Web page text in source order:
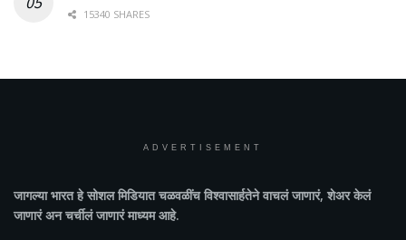
15340 SHARES
ADVERTISEMENT
जागल्या भारतहे सोशल मिडियात चळवळींच विश्वासार्हतेने वाचलं जाणारं, शेअर केलं
जाणारं अन चर्चीलं जाणारं माध्यम आहे.